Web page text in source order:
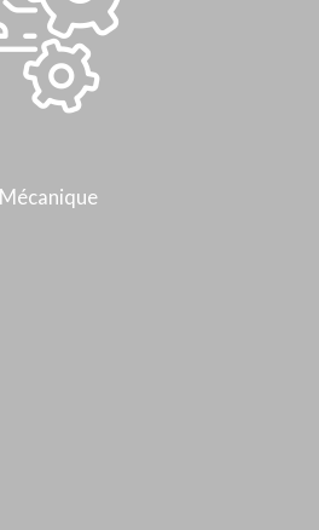
Mécanique